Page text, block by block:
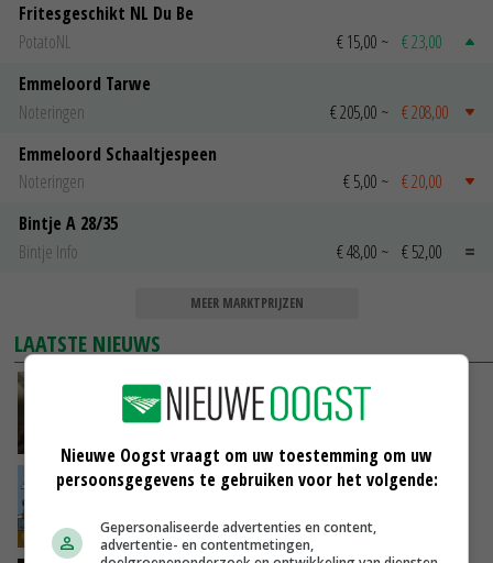
Fritesgeschikt NL Du Be
PotatoNL
€ 15,00 ~ € 23,00
Emmeloord Tarwe
Noteringen
€ 205,00 ~ € 208,00
Emmeloord Schaaltjespeen
Noteringen
€ 5,00 ~ € 20,00
Bintje A 28/35
Bintje Info
€ 48,00 ~ € 52,00
MEER MARKTPRIJZEN
LAATSTE NIEUWS
‘Samenwerking A-ware en Amalthea gaat
zorgen voor meer balans’
Internationale vraag naar geitenzuivel blijft
GISTEREN, 15:33
Nieuwe Oogst vraagt om uw toestemming om uw
persoonsgegevens te gebruiken voor het volgende:
Gepersonaliseerde advertenties en content,
advertentie- en contentmetingen,